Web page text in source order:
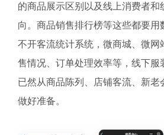
的商品展示区别以及线上消费者和
向。商品销售排行榜等这些都要用
不开客流统计系统，微商城、微网
售情况、订单处理效率等，线下服
已然从商品陈列、店铺客流、新老
做好准备。